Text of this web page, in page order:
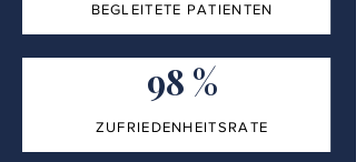
BEGLEITETE PATIENTEN
98 %
ZUFRIEDENHEITSRATE